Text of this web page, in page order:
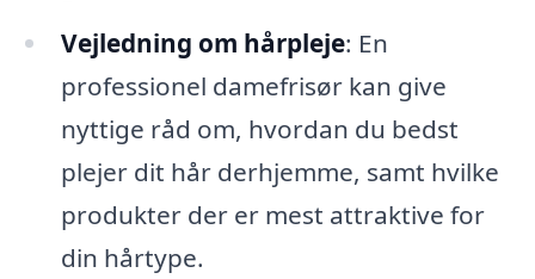
Vejledning om hårpleje: En
professionel damefrisør kan give
nyttige råd om, hvordan du bedst
plejer dit hår derhjemme, samt hvilke
produkter der er mest attraktive for
din hårtype.